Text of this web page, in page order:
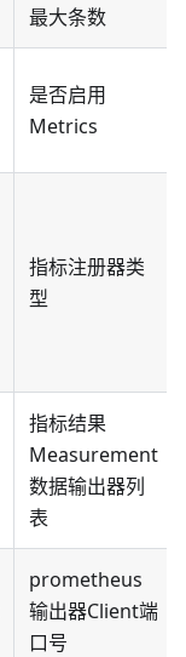
最大条数
是否启用
Metrics
指标注册器类
型
指标结果
Measurement
数据输出器列
表
prometheus
输出器Client端
口号